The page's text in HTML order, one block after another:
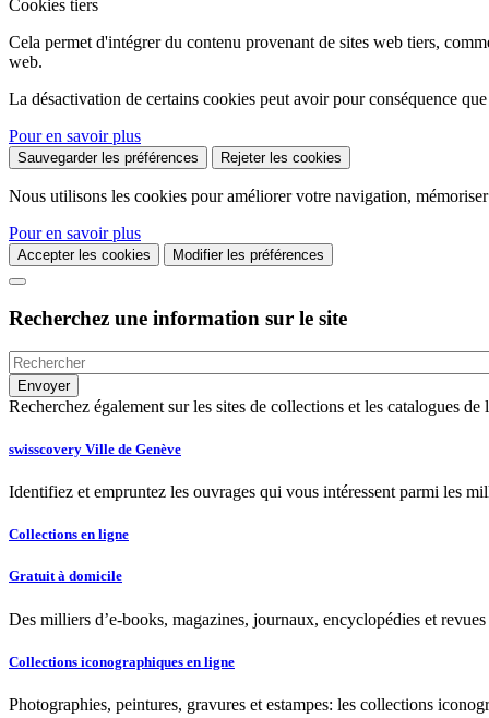
Cookies tiers
Cela permet d'intégrer du contenu provenant de sites web tiers,
web.
La désactivation de certains cookies peut avoir pour conséquence
Pour en savoir plus
Sauvegarder les préférences Rejeter les cookies
Nous utilisons les cookies pour améliorer votre navigation,
Pour en savoir plus
Accepter les cookies Modifier les préférences
Recherchez une information sur le site
Recherchez également sur les sites de collections et les catalogues
swisscovery Ville de Genève
Identifiez et empruntez les ouvrages qui vous intéressent parmi les
Collections en ligne
Gratuit à domicile
Des milliers d’e-books, magazines, journaux, encyclopédies et
Collections iconographiques en ligne
Photographies, peintures, gravures et estampes: les collections